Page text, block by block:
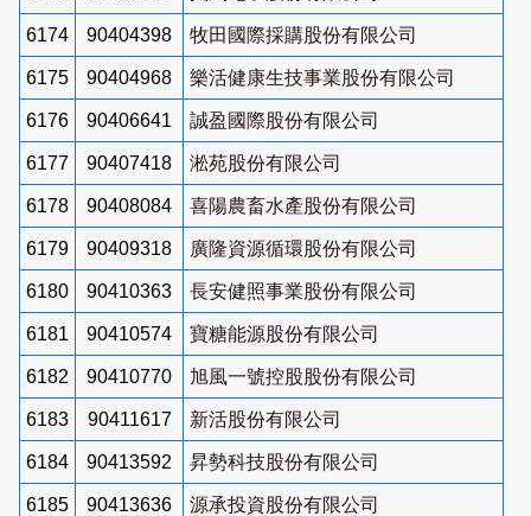
6174 90404398 牧田國際採購股份有限公司
6175 90404968 樂活健康生技事業股份有限公司
6176 90406641 誠盈國際股份有限公司
6177 90407418 淞苑股份有限公司
6178 90408084 喜陽農畜水產股份有限公司
6179 90409318 廣隆資源循環股份有限公司
6180 90410363 長安健照事業股份有限公司
6181 90410574 寶糖能源股份有限公司
6182 90410770 旭風一號控股股份有限公司
6183 90411617 新活股份有限公司
6184 90413592 昇勢科技股份有限公司
6185 90413636 源承投資股份有限公司